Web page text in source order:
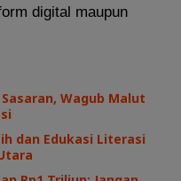
digital maupun
Wagub Malut
dan Edukasi Literasi